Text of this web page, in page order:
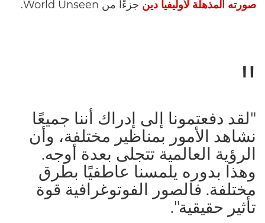
صورته المذهلة لأوليفيا دين جزءًا من World Unseen.
"لقد دفعتمونا إلى إدراك أننا جميعًا
نشاهد الأمور بمناظير مختلفة، وأن
الرؤية العالمية تتجلى بعدة أوجه.
وهذا بدوره يلمسنا عاطفيًا بطرق
مختلفة. فالصور الفوتوغرافية قوة
تأثير حقيقية".